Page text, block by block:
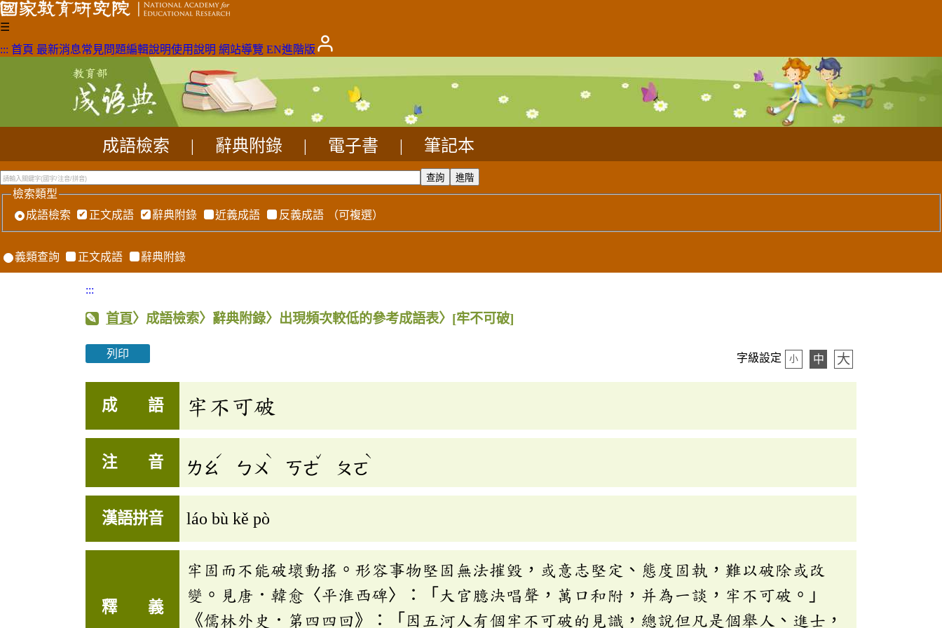
☰
::: 首頁 最新消息常見問題編輯說明使用說明 網站導覽 EN進階版
成語檢索 辭典附錄 電子書 筆記本
檢索類型
成語檢索
正文成語 辭典附錄 近義成語 反義成語 （可複選）
義類查詢 正文成語 辭典附錄
:::
首頁〉成語檢索〉辭典附錄〉出現頻次較低的參考成語表〉 [牢不可破]
列印 字級設定 小 中 大
成 語 牢不可破
注 音 ㄌㄠ
ˊ
ㄅㄨ
ˋ
ㄎㄜ
ˇ
ㄆㄛ
ˋ
漢語拼音 láo bù kě pò
釋 義
牢固而不能破壞動搖。形容事物堅固無法摧毀，或意志堅定、態度固執，難以破除或改
變。見唐．韓愈〈平淮西碑〉：「大官臆決唱聲，萬口和附，并為一談，牢不可破。」
《儒林外史．第四四回》：「因五河人有個牢不可破的見識，總說但凡是個舉人、進士，